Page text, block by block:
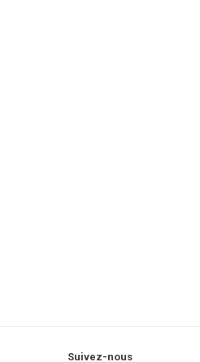
Suivez-nous